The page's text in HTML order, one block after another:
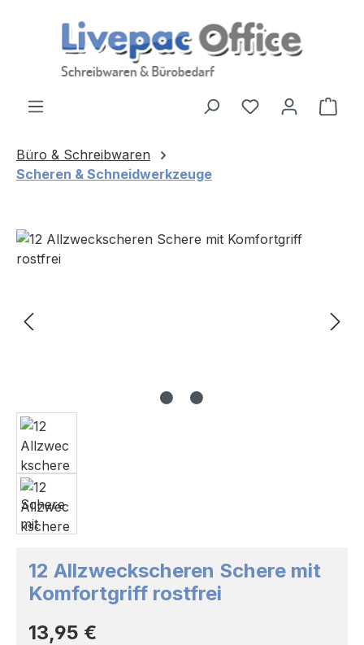
Zum Hauptinhalt springen
Büro & Schreibwaren
Scheren & Schneidwerkzeuge
Bildergalerie überspringen
12 Allzweckscheren Schere mit
Komfortgriff rostfrei
Regulärer Preis:
13,95 €